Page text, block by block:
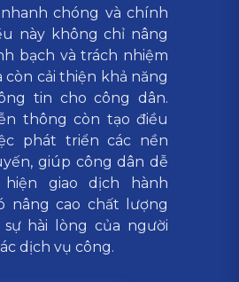
chóng và chính
này không chỉ nâng
bạch và trách nhiệm
còn cải thiện khả năng
tin cho công dân.
thông còn tạo điều
phát triển các nền
giúp công dân dễ
giao dịch hành
nâng cao chất lượng
hài lòng của người
dịch vụ công.